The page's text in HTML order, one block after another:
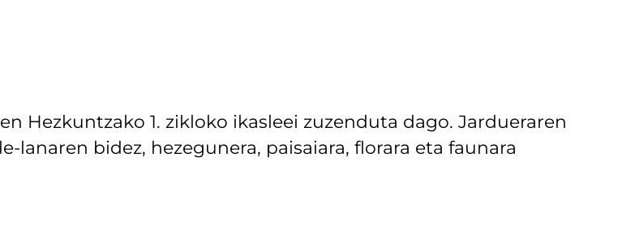
Hezkuntzako 1. zikloko ikasleei zuzenduta dago. Jardueraren
lanaren bidez, hezegunera, paisaiara, florara eta faunara